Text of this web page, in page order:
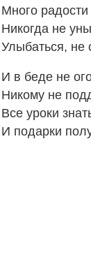
Много
Никогда не
Улыбаться, не
И в беде не
Никому не
Все уроки
И подарки